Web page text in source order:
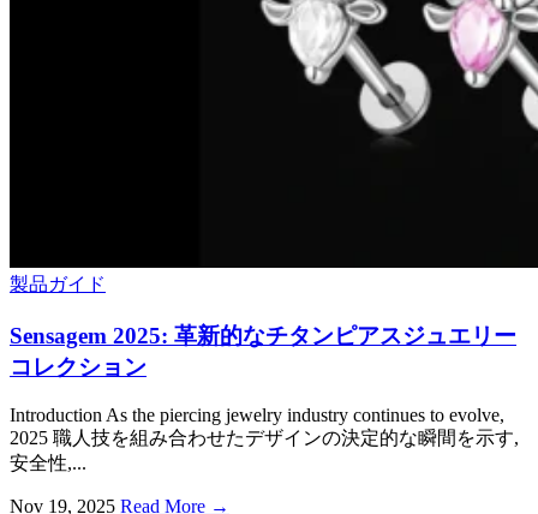
製品ガイド
Sensagem 2025: 革新的なチタンピアスジュエリー
コレクション
Introduction As the piercing jewelry industry continues to evolve,
2025 職人技を組み合わせたデザインの決定的な瞬間を示す,
安全性,...
Nov 19, 2025 Read More →